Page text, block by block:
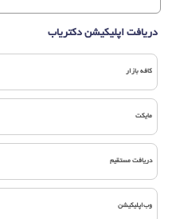
دریافت اپلیکیشن دکتریاب
کافه بازار
مایکت
دریافت مستقیم
وب‌اپلیکیشن